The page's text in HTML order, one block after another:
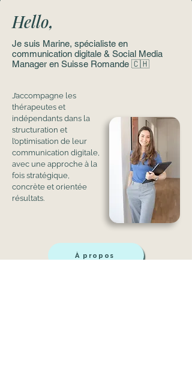
Hello,
Je suis Marine, spécialiste en
communication digitale & Social Media
Manager en Suisse Romande 🇨🇭
J’accompagne les
thérapeutes et
indépendants dans la
structuration et
l’optimisation de leur
communication digitale,
avec une approche à la
fois stratégique,
concrète et orientée
résultats.
À propos